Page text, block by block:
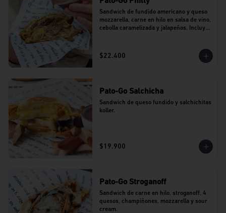
Sandwich de fundido americano y queso
mozzarella, carne en hilo en salsa de vino,
cebolla caramelizada y jalapeños. Incluye
$22.400
Pato-Go Salchicha
Sandwich de queso fundido y salchichitas
koller.
$19.900
Pato-Go Stroganoff
Sandwich de carne en hilo, stroganoff, 4
quesos, champiñones, mozzarella y sour
cream.